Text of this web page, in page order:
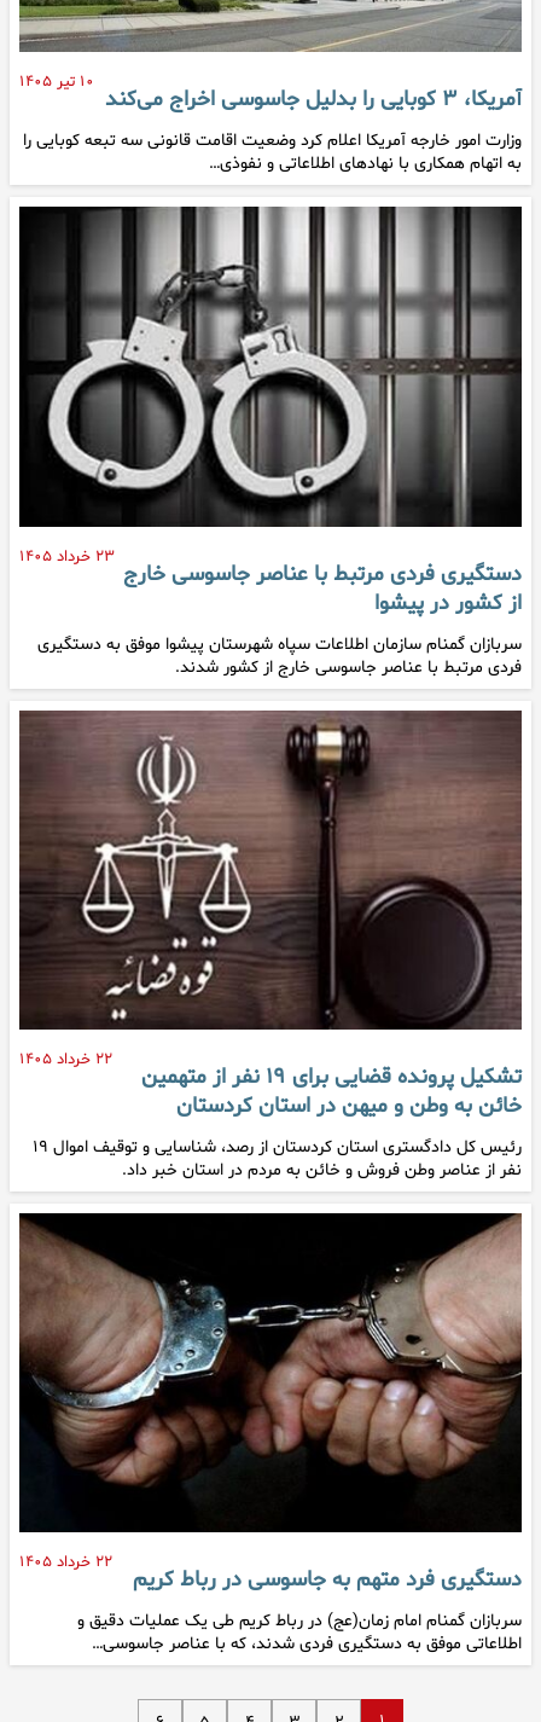
۱۰ تیر ۱۴۰۵
آمریکا، ۳ کوبایی را بدلیل جاسوسی اخراج می‌کند
وزارت امور خارجه آمریکا اعلام کرد وضعیت اقامت قانونی سه تبعه کوبایی را
به اتهام همکاری با نهادهای اطلاعاتی و نفوذی…
۲۳ خرداد ۱۴۰۵
دستگیری فردی مرتبط با عناصر جاسوسی خارج
از کشور در پیشوا
سربازان گمنام سازمان اطلاعات سپاه شهرستان پیشوا موفق به دستگیری
فردی مرتبط با عناصر جاسوسی خارج از کشور شدند.
۲۲ خرداد ۱۴۰۵
تشکیل پرونده قضایی برای ۱۹ نفر از متهمین
خائن به وطن و میهن در استان کردستان
رئیس کل دادگستری استان کردستان از رصد، شناسایی و توقیف اموال ۱۹
نفر از عناصر وطن فروش و خائن به مردم در استان خبر داد.
۲۲ خرداد ۱۴۰۵
دستگیری فرد متهم به جاسوسی در رباط کریم
سربازان گمنام امام زمان(عج) در رباط کریم طی یک عملیات دقیق و
اطلاعاتی موفق به دستگیری فردی شدند، که با عناصر جاسوسی…